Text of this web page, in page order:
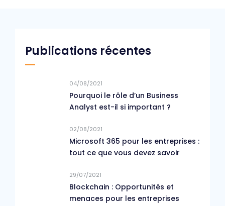
Publications récentes
04/08/2021
Pourquoi le rôle d’un Business
Analyst est-il si important ?
02/08/2021
Microsoft 365 pour les entreprises :
tout ce que vous devez savoir
29/07/2021
Blockchain : Opportunités et
menaces pour les entreprises